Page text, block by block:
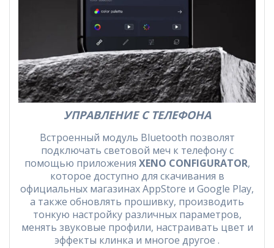
УПРАВЛЕНИЕ С ТЕЛЕФОНА
Встроенный модуль Bluetooth позволят
подключать световой меч к телефону с
помощью приложения XENO CONFIGURATOR,
которое доступно для скачивания в
официальных магазинах AppStore и Google Play,
а также обновлять прошивку, производить
тонкую настройку различных параметров,
менять звуковые профили, настраивать цвет и
эффекты клинка и многое другое .